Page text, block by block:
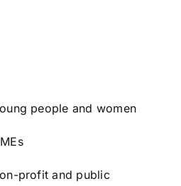
people and women
profit and public